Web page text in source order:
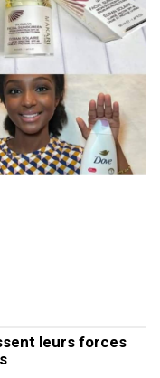
leurs forces